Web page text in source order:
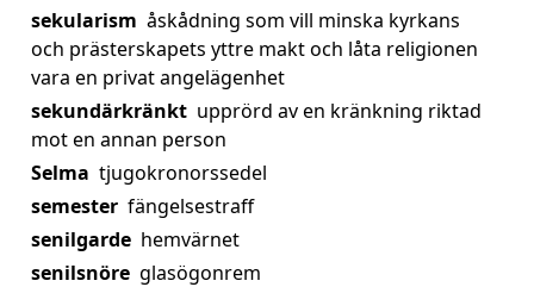
sekularism åskådning som vill minska kyrkans
och prästerskapets yttre makt och låta religionen
vara en privat angelägenhet
sekundärkränkt upprörd av en kränkning riktad
mot en annan person
Selma tjugokronorssedel
semester fängelsestraff
senilgarde hemvärnet
senilsnöre glasögonrem